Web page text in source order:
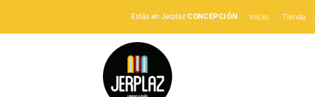
Estás en JerplazCONCEPCIÓN Inicio Tienda